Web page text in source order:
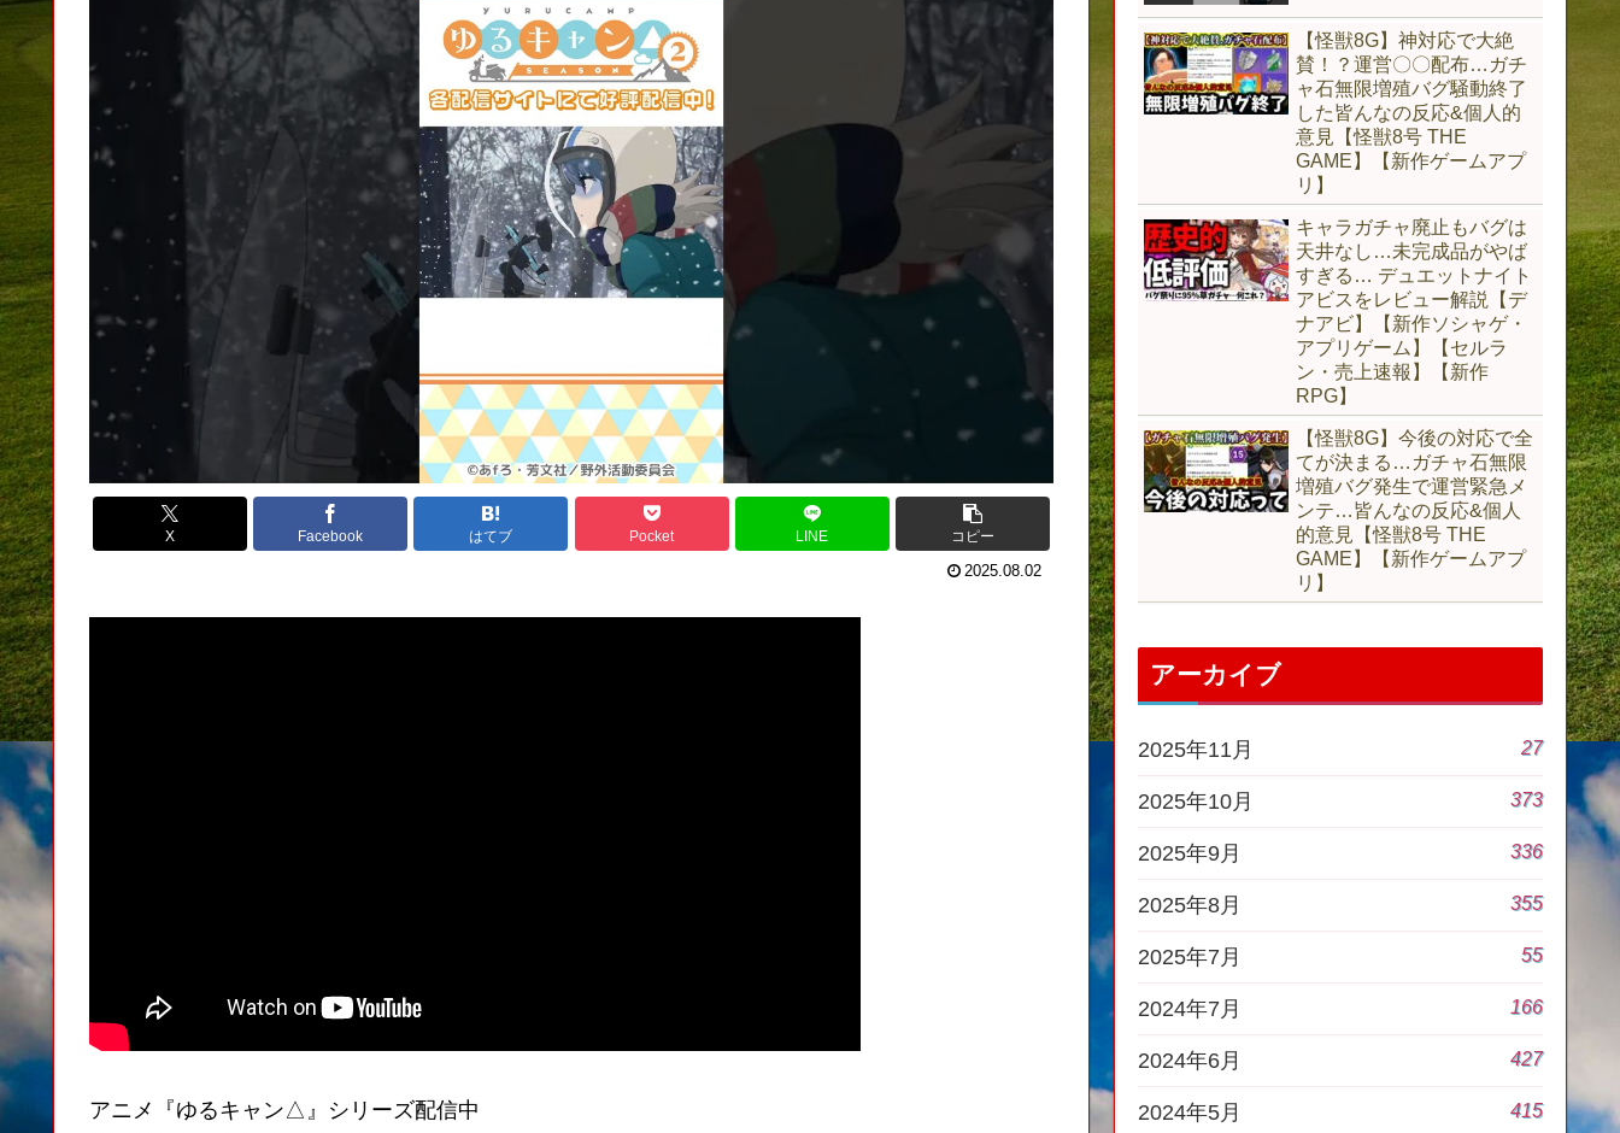
X Facebook はてブ Pocket LINE コピー
2025.08.02
アニメ『ゆるキャン△』シリーズ配信中
【怪獣8G】神対応で大絶
賛！？運営〇〇配布…ガチ
ャ石無限増殖バグ騒動終了
した皆んなの反応&個人的
意見【怪獣8号 THE
GAME】【新作ゲームアプ
リ】
キャラガチャ廃止もバグは
天井なし…未完成品がやば
すぎる… デュエットナイト
アビスをレビュー解説【デ
ナアビ】【新作ソシャゲ・
アプリゲーム】【セルラ
ン・売上速報】【新作
RPG】
【怪獣8G】今後の対応で全
てが決まる…ガチャ石無限
増殖バグ発生で運営緊急メ
ンテ…皆んなの反応&個人
的意見【怪獣8号 THE
GAME】【新作ゲームアプ
リ】
アーカイブ
2025年11月 27
2025年10月 373
2025年9月 336
2025年8月 355
2025年7月 55
2024年7月 166
2024年6月 427
2024年5月 415